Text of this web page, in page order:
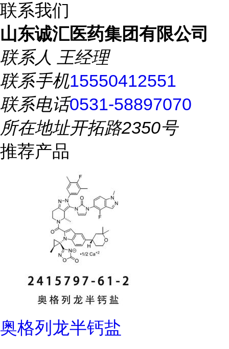
联系我们
山东诚汇医药集团有限公司
联系人 王经理
联系手机15550412551
联系电话0531-58897070
所在地址开拓路2350号
推荐产品
奥格列龙半钙盐